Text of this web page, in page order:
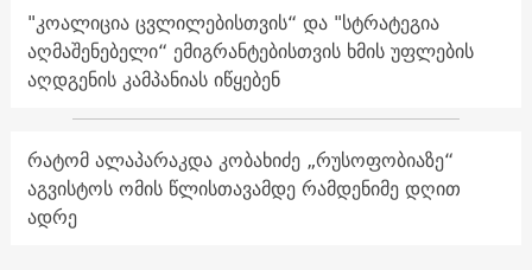
"კოალიცია ცვლილებისთვის“ და "სტრატეგია
აღმაშენებელი“ ემიგრანტებისთვის ხმის უფლების
აღდგენის კამპანიას იწყებენ
რატომ ალაპარაკდა კობახიძე „რუსოფობიაზე“
აგვისტოს ომის წლისთავამდე რამდენიმე დღით
ადრე